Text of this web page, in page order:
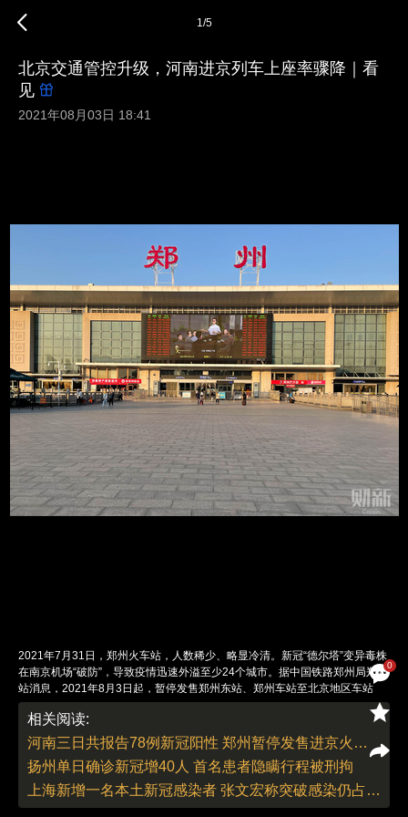
0
1/5
北京交通管控升级，河南进京列车上座率骤降｜看
见
2021年08月03日 18:41
2021年7月31日，郑州火车站，人数稀少、略显冷清。新冠“德尔塔”变异毒株
在南京机场“破防”，导致疫情迅速外溢至少24个城市。据中国铁路郑州局郑州
站消息，2021年8月3日起，暂停发售郑州东站、郑州车站至北京地区车站
（北京西、北京等）车票。图/财新记者 陈亮
责任编辑：郭现中 | 版面编辑：邓舒方
相关阅读:
河南三日共报告78例新冠阳性 郑州暂停发售进京火车票
扬州单日确诊新冠增40人 首名患者隐瞒行程被刑拘
上海新增一名本土新冠感染者 张文宏称突破感染仍占少数